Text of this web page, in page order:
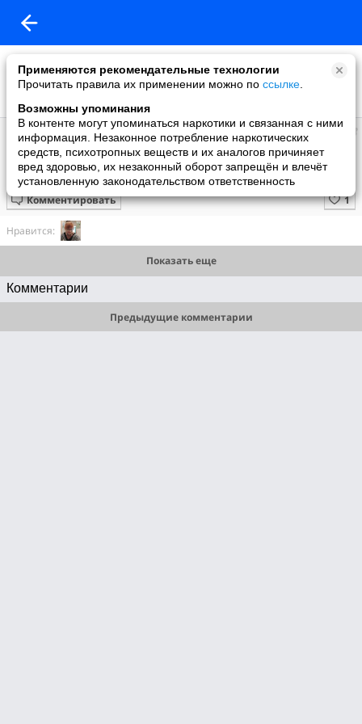
Применяются рекомендательные технологии
Прочитать правила их применении можно по ссылке
Возможны упоминания
В контенте могут упоминаться наркотики и связанная с ними
информация. Незаконное потребление наркотических
средств, психотропных веществ и их аналогов причиняет
вред здоровью, их незаконный оборот запрещён и влечёт
установленную законодательством ответственность
Кунг-фу Панда
добавил видео
26 января
Зимний вид на озеро Лоп-Нур в Синьцзяне на северо-западе Китая
Комментировать
Нравится:
Показать еще
Комментарии
Предыдущие комментарии